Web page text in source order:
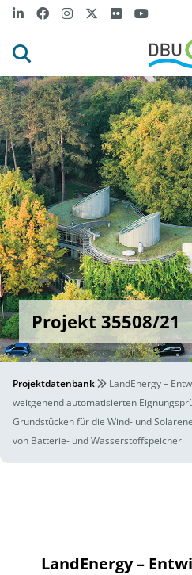
Projekt 35508/21
Projektdatenbank
LandEnergy –
weitgehend automatisierten
Grundstücken für die Wind- und
von Batterie- und Wasserstoffspeicher
LandEnergy –